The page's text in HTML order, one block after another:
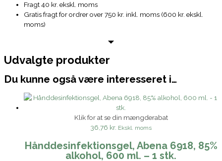
Fragt 40 kr. ekskl. moms
Gratis fragt for ordrer over 750 kr. inkl. moms (600 kr. ekskl.
moms)
Udvalgte produkter
Du kunne også være interesseret i…
Klik for at se din mængderabat
36,76 kr. Ekskl. moms
Hånddesinfektionsgel, Abena 6918, 85%
alkohol, 600 ml. – 1 stk.